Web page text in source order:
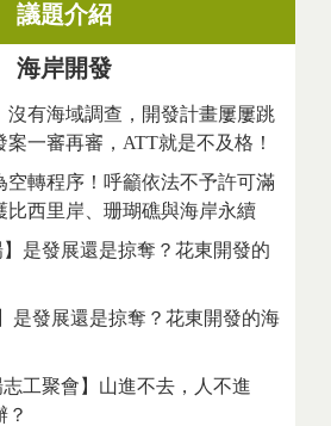
議題介紹
海岸開發
沒有海域調查，開發計畫屢屢跳
一審再審，ATT就是不及格！
空轉程序！呼籲依法不予許可滿
西里岸、珊瑚礁與海岸永續
是發展還是掠奪？花東開發的
是發展還是掠奪？花東開發的海
志工聚會】山進不去，人不進
？